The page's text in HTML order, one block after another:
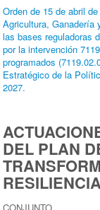
Orden de 15 de abril
Agricultura, Ganadería
las bases reguladoras
por la intervención
programados
Estratégico de la
2027.
DEL PLAN